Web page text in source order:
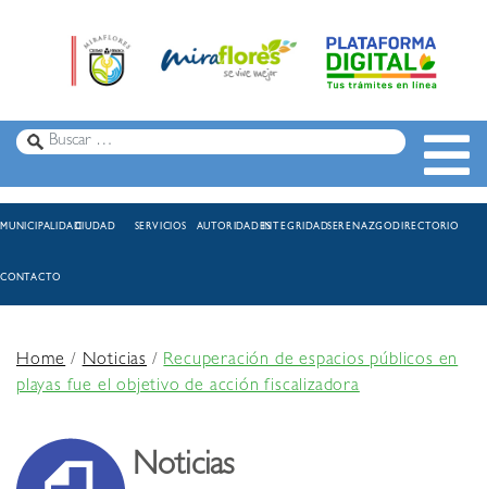
MUNICIPALIDADCIUDAD SERVICIOS AUTORIDADESINTEGRIDADSERENAZGODIRECTORIO
CONTACTO
Home/Noticias /Recuperación de espacios públicos en
playas fue el objetivo de acción fiscalizadora
Noticias